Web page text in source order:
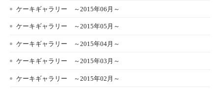
ケーキギャラリー ～2015年06月～
ケーキギャラリー ～2015年05月～
ケーキギャラリー ～2015年04月～
ケーキギャラリー ～2015年03月～
ケーキギャラリー ～2015年02月～